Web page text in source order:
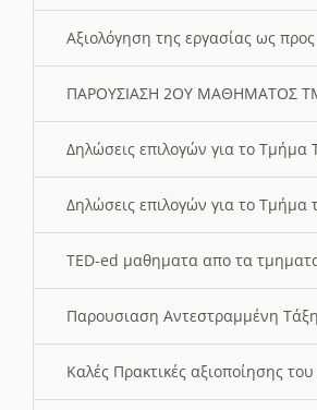
Αξιολόγηση της εργασίας ως
ΠΑΡΟΥΣΙΑΣΗ 2ΟΥ
Δηλώσεις επιλογών για το Τμήμα
Δηλώσεις επιλογών για το Τμήμα
TED-ed μαθηματα απο τα
Παρουσιαση Αντεστραμμένη Τάξη
Καλές Πρακτικές αξιοποίησης του